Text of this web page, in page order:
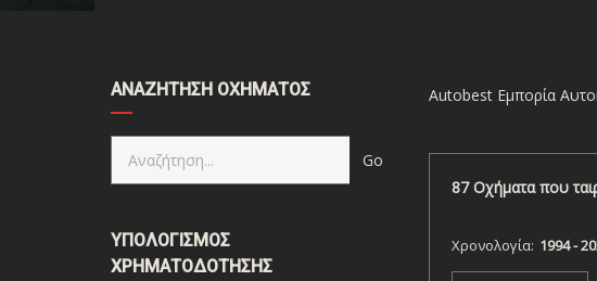
ΑΝΑΖΉΤΗΣΗ ΟΧΉΜΑΤΟΣ
ΥΠΟΛΟΓΙΣΜΌΣ
ΧΡΗΜΑΤΟΔΌΤΗΣΗΣ
Autobest Εμπορία
87 Οχήματα που
Χρονολογία: